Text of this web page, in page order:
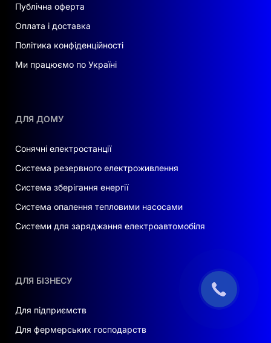
Публічна оферта
Оплата і доставка
Політика конфіденційності
Ми працюємо по Україні
ДЛЯ ДОМУ
Сонячні електростанції
Система резервного електроживлення
Система зберігання енергії
Система опалення тепловими насосами
Системи для заряджання електроавтомобіля
ДЛЯ БІЗНЕСУ
Для підприємств
Для фермерських господарств